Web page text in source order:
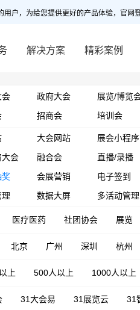
用户，为给您提供更好的产品体验，官网
解决方案 精彩案例
会 政府大会 展览/博览
招商会 培训会
大会网站 展会小程序
大会
融合会 直播/录播
奖
会展营销 电子签到
数据大屏 多活动管理
医疗医药 社团协会 展览
北京 广州 深圳 杭州
上 500人以上 1000人以上
31大会易 31展览云 31